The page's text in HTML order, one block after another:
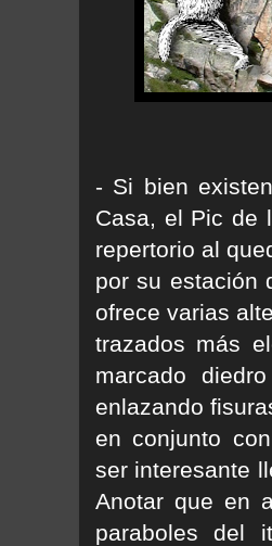
- Si bien
Casa, el Pic de
repertorio al
por su estación
ofrece varias
trazados más
marcado
enlazando
en conjunto
ser interesante
Anotar que en
paraboles del